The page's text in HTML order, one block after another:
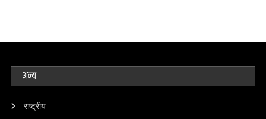
अन्य
राष्ट्रीय